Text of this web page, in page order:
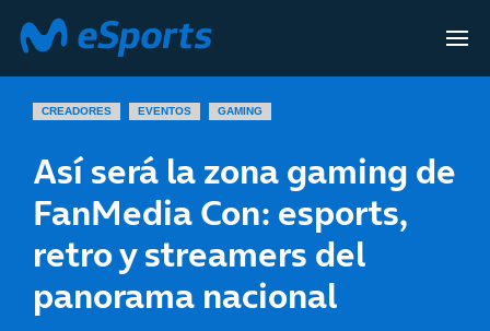
CREADORES EVENTOS GAMING
Así será la zona gaming de
FanMedia Con: esports,
retro y streamers del
panorama nacional